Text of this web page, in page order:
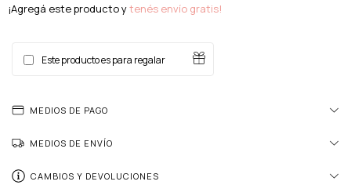
¡Agregá este producto ytenés envío gratis!
Este producto es para regalar
MEDIOS DE PAGO
MEDIOS DE ENVÍO
CAMBIOS Y DEVOLUCIONES